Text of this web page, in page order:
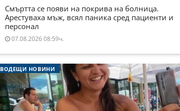
Смъртта се появи на покрива на болница.
Арестуваха мъж, всял паника сред пациенти и
персонал
07.08.2026 08:59ч.
ВОДЕЩИ НОВИНИ